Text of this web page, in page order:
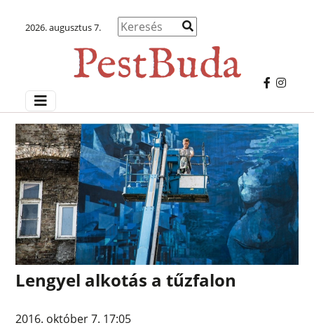
2026. augusztus 7.
Lengyel alkotás a tűzfalon
2016. október 7. 17:05